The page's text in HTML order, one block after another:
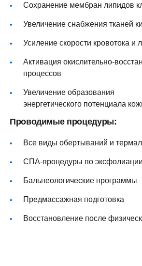
Сохранение мембран липидов
Увеличение снабжения тканей
Усиление скорости кровотока и
Активация окислительно-
процессов
Увеличение образования
энергетического потенциала
Проводимые процедуры:
Все виды обертываний и
СПА-процедуры по
Бальнеологические программы
Предмассажная подготовка
Восстановление после